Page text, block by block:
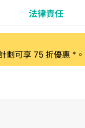
法律責任
劃可享 75 折優惠 *。